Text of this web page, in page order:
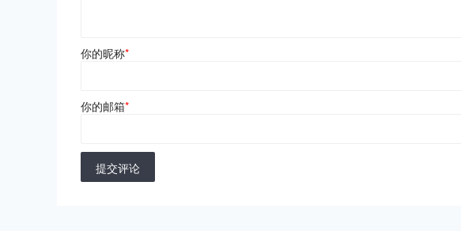
你的昵称*
你的邮箱*
提交评论